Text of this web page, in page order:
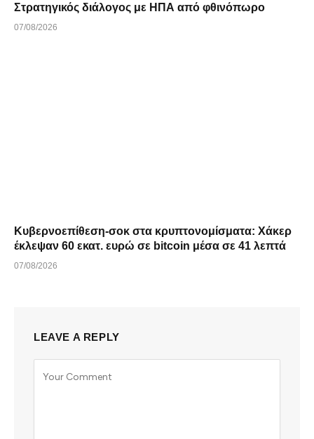
Στρατηγικός διάλογος με ΗΠΑ από φθινόπωρο
07/08/2026
Κυβερνοεπίθεση-σοκ στα κρυπτονομίσματα: Χάκερ
έκλεψαν 60 εκατ. ευρώ σε bitcoin μέσα σε 41 λεπτά
07/08/2026
LEAVE A REPLY